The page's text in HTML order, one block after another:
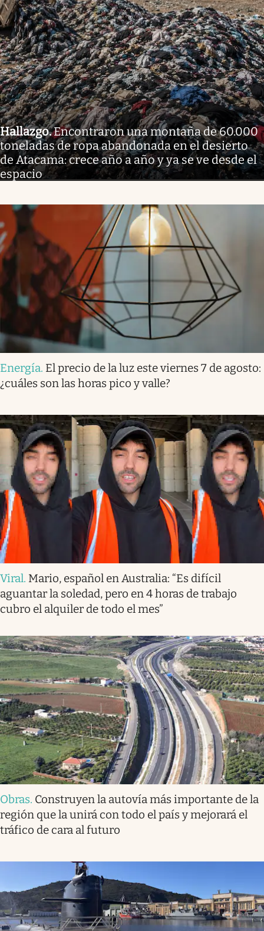
Hallazgo.Encontraron una montaña de 60.000
toneladas de ropa abandonada en el desierto
de Atacama: crece año a año y ya se ve desde el
espacio
Energía. El precio de la luz este viernes 7 de agosto:
¿cuáles son las horas pico y valle?
Viral. Mario, español en Australia: “Es difícil
aguantar la soledad, pero en 4 horas de trabajo
cubro el alquiler de todo el mes”
Obras. Construyen la autovía más importante de la
región que la unirá con todo el país y mejorará el
tráfico de cara al futuro